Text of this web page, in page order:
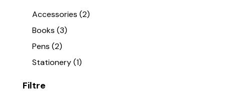
Accessories (2)
Books (3)
Pens (2)
Stationery(1)
Filtre